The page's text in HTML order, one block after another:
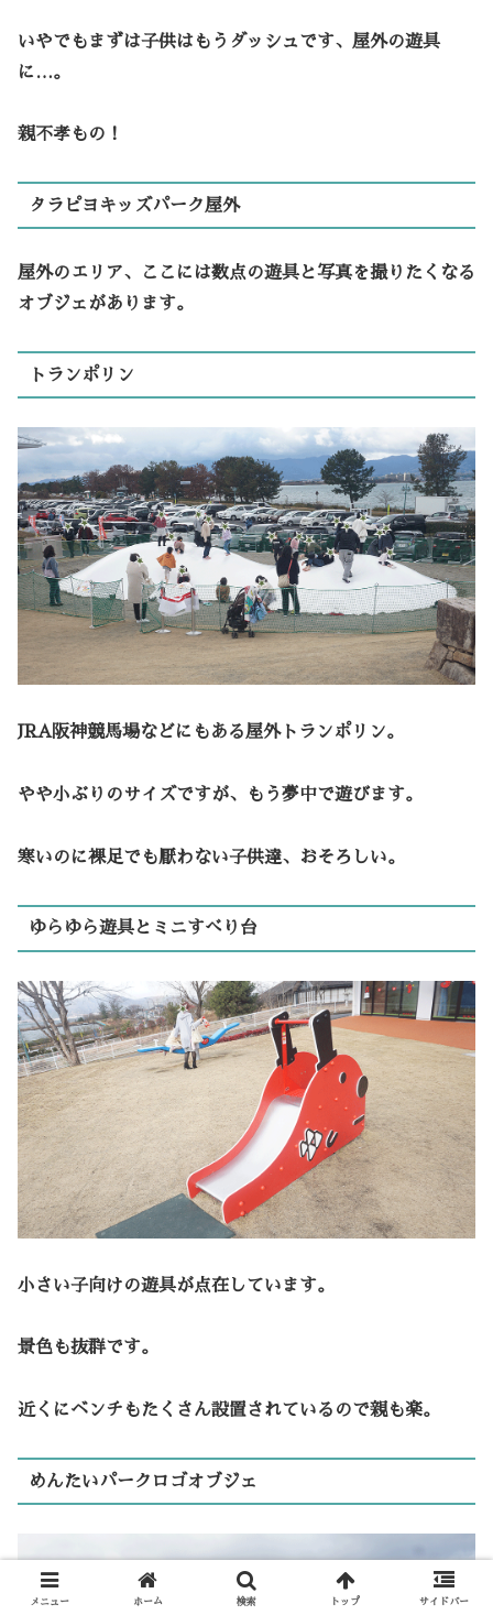
いやでもまずは子供はもうダッシュです、屋外の遊具
に…。
親不孝もの！
タラピヨキッズパーク屋外
屋外のエリア、ここには数点の遊具と写真を撮りたくなる
オブジェがあります。
トランポリン
JRA阪神競馬場などにもある屋外トランポリン。
やや小ぶりのサイズですが、もう夢中で遊びます。
寒いのに裸足でも厭わない子供達、おそろしい。
ゆらゆら遊具とミニすべり台
小さい子向けの遊具が点在しています。
景色も抜群です。
近くにベンチもたくさん設置されているので親も楽。
めんたいパークロゴオブジェ
メニュー ホーム 検索 トップ サイドバー